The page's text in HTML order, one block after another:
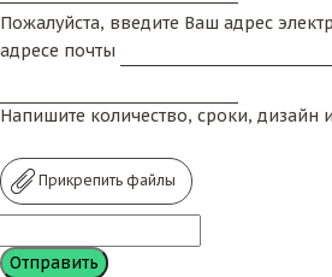
Пожалуйста, введите Ваш адрес
адресе почты
Напишите количество, сроки, дизайн
Прикрепить файлы